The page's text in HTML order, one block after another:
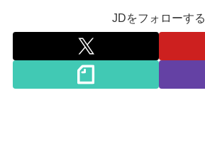
JDをフォローする